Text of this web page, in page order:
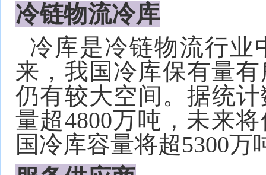
冷链物流冷库
冷库是冷链物流行业
来，我国冷库保有量
仍有较大空间。据统
量超4800万吨，未来
国冷库容量将超5300万